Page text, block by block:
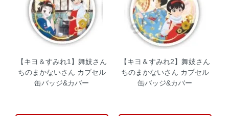
【キヨ＆すみれ1】舞妓さん
ちのまかないさん カプセル
缶バッジ&カバー
【キヨ＆すみれ2】舞妓さん
ちのまかないさん カプセル
缶バッジ&カバー